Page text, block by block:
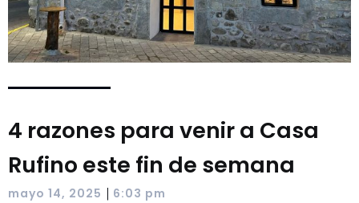
4 razones para venir a Casa
Rufino este fin de semana
mayo 14, 2025 | 6:03 pm